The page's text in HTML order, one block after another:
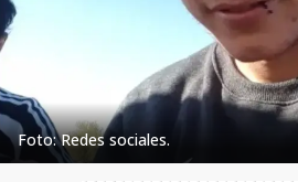
Foto: Redes sociales.